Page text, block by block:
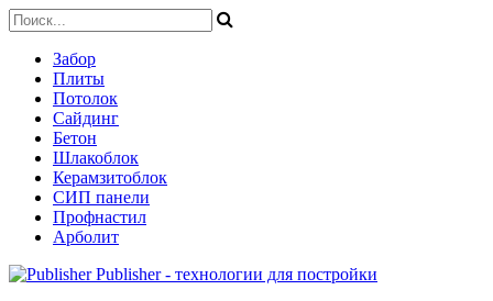
Забор
Плиты
Потолок
Сайдинг
Бетон
Шлакоблок
Керамзитоблок
СИП панели
Профнастил
Арболит
Publisher - технологии для постройки